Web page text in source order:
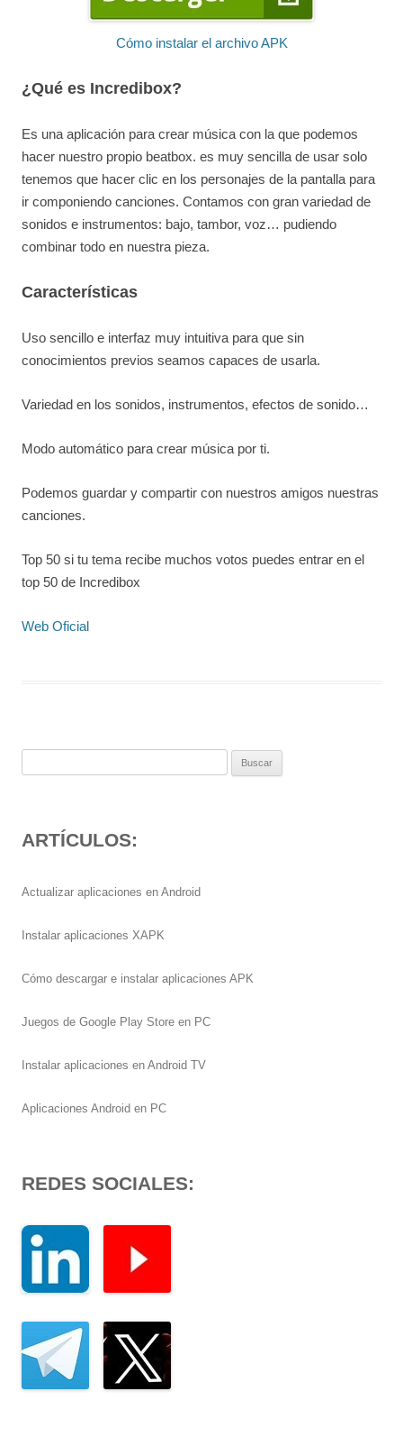
Cómo instalar el archivo APK
¿Qué es Incredibox?
Es una aplicación para crear música con la que podemos
hacer nuestro propio beatbox. es muy sencilla de usar solo
tenemos que hacer clic en los personajes de la pantalla para
ir componiendo canciones. Contamos con gran variedad de
sonidos e instrumentos: bajo, tambor, voz… pudiendo
combinar todo en nuestra pieza.
Características
Uso sencillo e interfaz muy intuitiva para que sin
conocimientos previos seamos capaces de usarla.
Variedad en los sonidos, instrumentos, efectos de sonido…
Modo automático para crear música por ti.
Podemos guardar y compartir con nuestros amigos nuestras
canciones.
Top 50 si tu tema recibe muchos votos puedes entrar en el
top 50 de Incredibox
Web Oficial
ARTÍCULOS:
Actualizar aplicaciones en Android
Instalar aplicaciones XAPK
Cómo descargar e instalar aplicaciones APK
Juegos de Google Play Store en PC
Instalar aplicaciones en Android TV
Aplicaciones Android en PC
REDES SOCIALES: